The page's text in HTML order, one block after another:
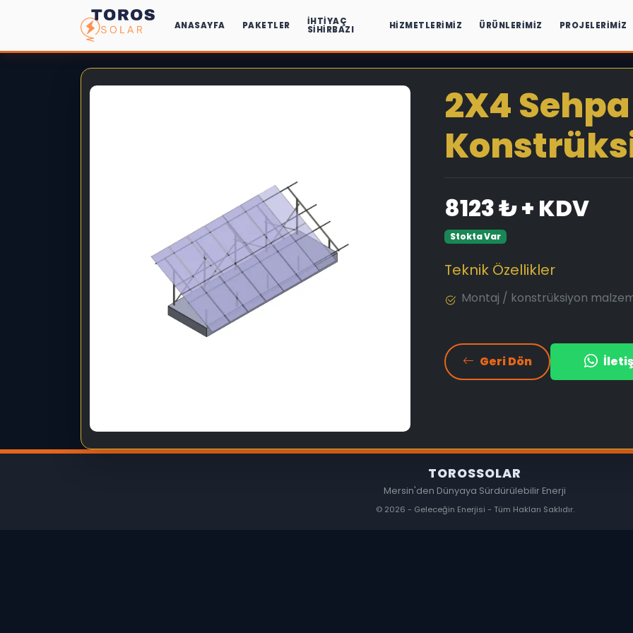
ANASAYFA PAKETLER İHTIYAÇ
SIHIRBAZI HIZMETLERIMIZ ÜRÜNLERIMIZ PROJELERIMIZ
2X4 Sehpa
8123 ₺ + KDV
Stokta Var
Teknik Özellikler
Montaj / konstrüksiyon
Geri Dön
TOROSSOLAR
Mersin'den Dünyaya Sürdürülebilir Enerji
© 2026 - Geleceğin Enerjisi - Tüm Hakları Saklıdır.